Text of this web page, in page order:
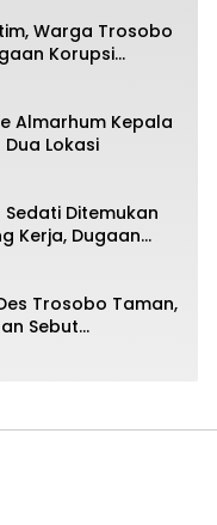
Warga Trosobo
Korupsi
Kapolri
Almarhum Kepala
Lokasi
Ditemukan
Kerja, Dugaan
Trosobo Taman,
Sebut